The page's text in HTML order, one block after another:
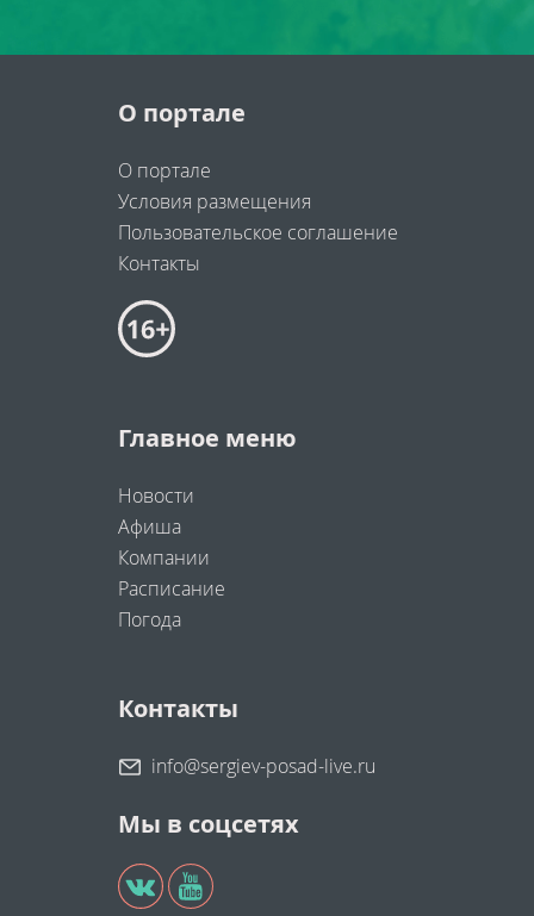
О портале
О портале
Условия размещения
Пользовательское соглашение
Контакты
Главное меню
Новости
Афиша
Компании
Расписание
Погода
Контакты
info@sergiev-posad-live.ru
Мы в соцсетях